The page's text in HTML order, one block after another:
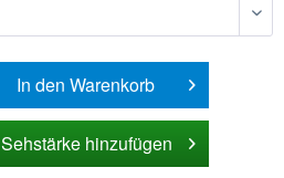
In den Warenkorb
Sehstärke hinzufügen